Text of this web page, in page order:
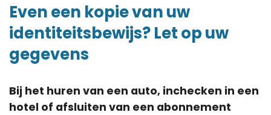
Even een kopie van uw
identiteitsbewijs? Let op uw
gegevens
Bij het huren van een auto, inchecken in een
hotel of afsluiten van een abonnement